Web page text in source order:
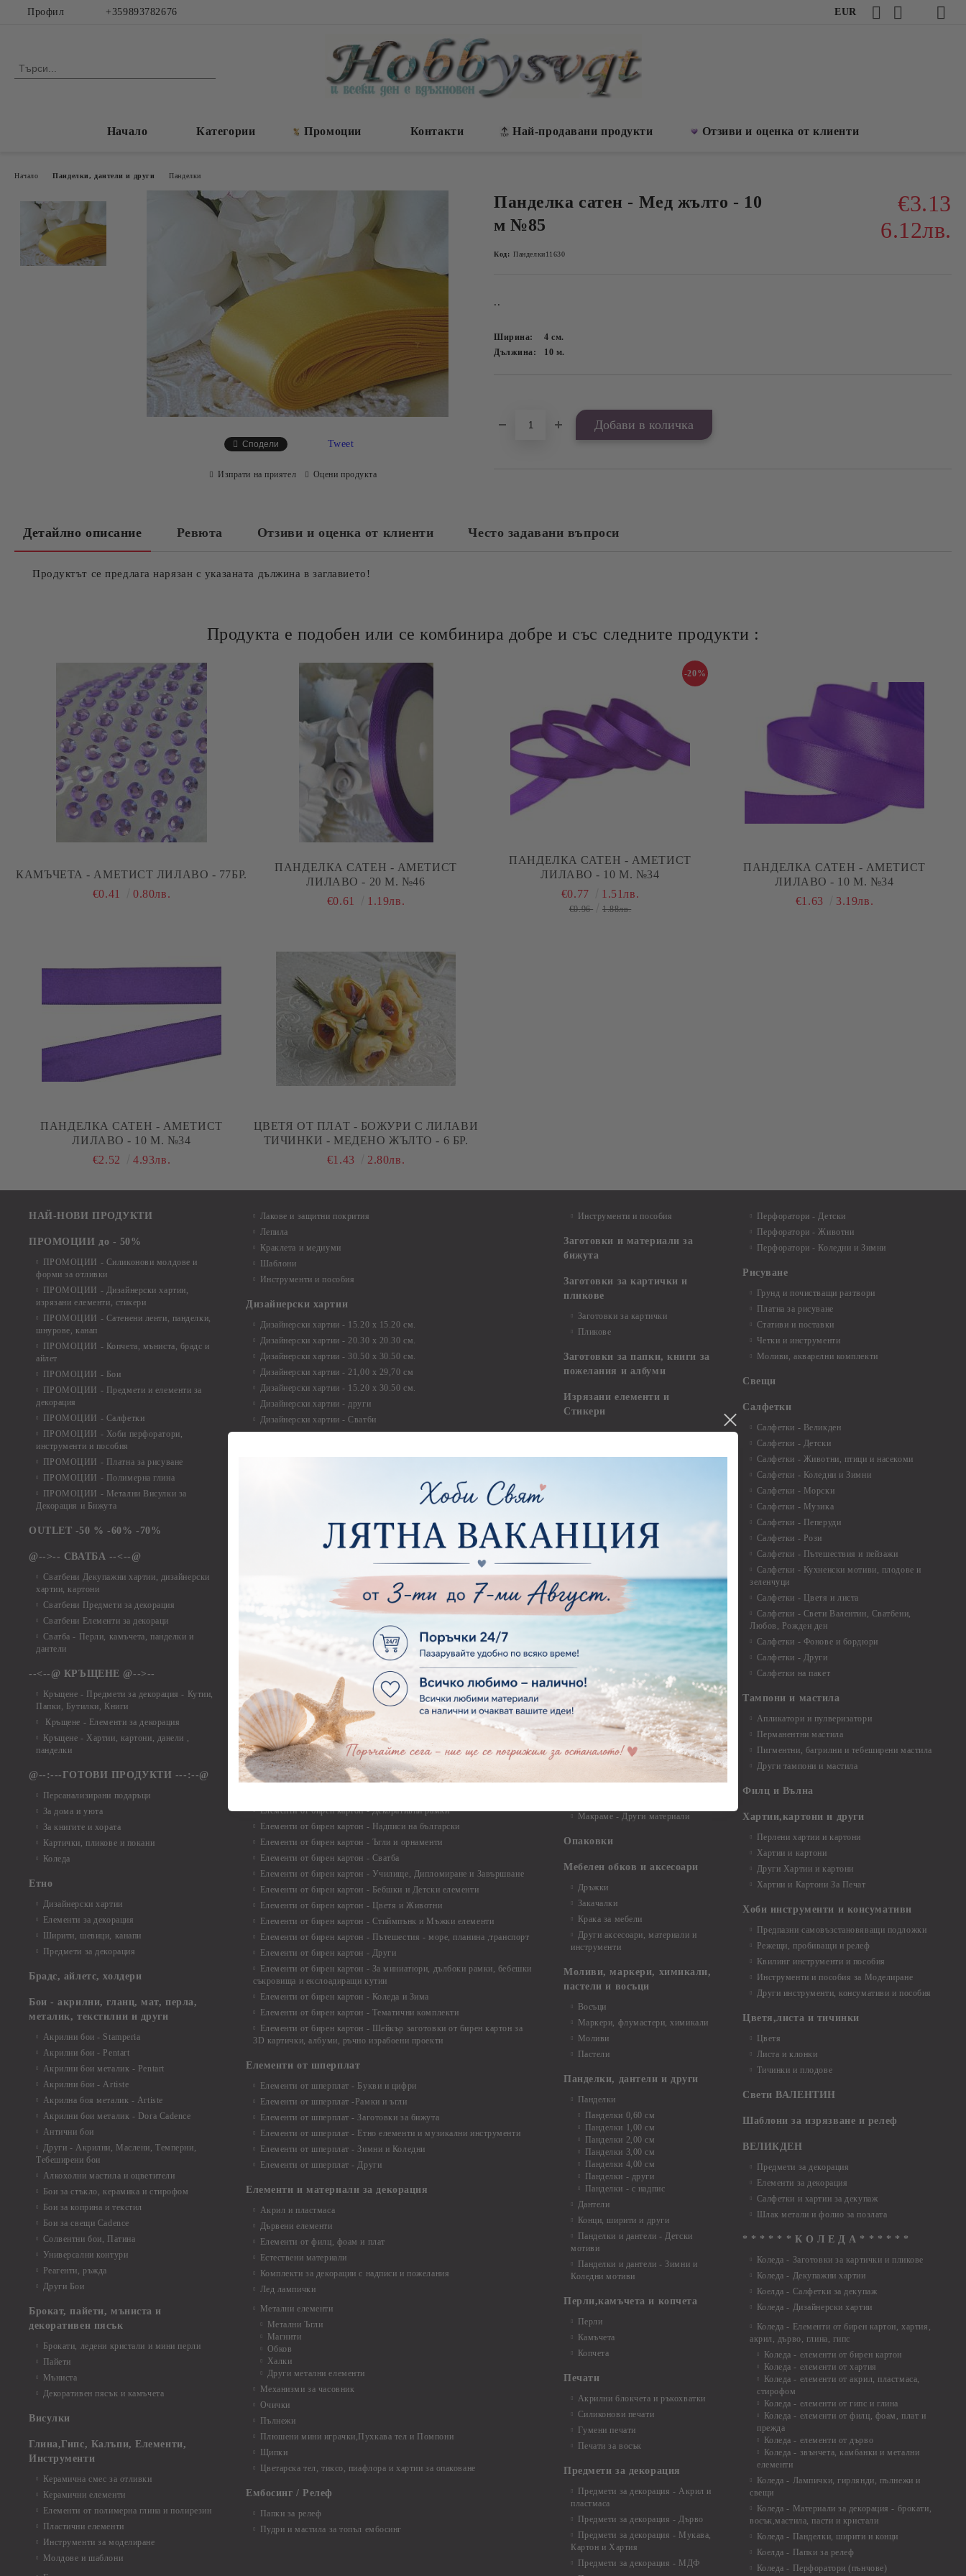
Профил +359893782676 EUR
Начало Категории Промоции Контакти Най-продавани продукти Отзиви и оценка от клиенти
Начало Панделки, дантели и други Панделки
Панделка сатен - Мед жълто - 10
м №85
€3.13
6.12лв.
Код: Панделки11630
..
Ширина: 4см.
Дължина:
10 м.
Сподели Tweet
Изпрати на приятел Оцени продукта
Детайлно описание Ревюта Отзиви и оценка от клиенти Често задавани въпроси
Продуктът се предлага нарязан с указаната дължина в заглавието!
Продукта е подобен или се комбинира добре и със следните продукти :
КАМЪЧЕТА - АМЕТИСТ ЛИЛАВО - 77БР.
€0.41
0.80лв.
ПАНДЕЛКА САТЕН - АМЕТИСТ
ЛИЛАВО - 20 М. №46
€0.61
1.19лв.
ПАНДЕЛКА САТЕН - АМЕТИСТ
ЛИЛАВО - 10 М. №34
-20%
€0.77 1.51лв.
€0.96 1.88лв.
ПАНДЕЛКА САТЕН - АМЕТИСТ
ЛИЛАВО - 10 М. №34
€1.63
3.19лв.
ПАНДЕЛКА САТЕН - АМЕТИСТ
ЛИЛАВО - 10 М. №34
€2.52
4.93лв.
ЦВЕТЯ ОТ ПЛАТ - БОЖУРИ С ЛИЛАВИ
ТИЧИНКИ - МЕДЕНО ЖЪЛТО - 6 БР.
€1.43
2.80лв.
НАЙ-НОВИ ПРОДУКТИ
ПРОМОЦИИ до - 50%
ПРОМОЦИИ - Силиконови молдове и
форми за отливки
ПРОМОЦИИ - Дизайнерски хартии,
изрязани елементи, стикери
ПРОМОЦИИ - Сатенени ленти, панделки,
шнурове, канап
ПРОМОЦИИ - Копчета, мъниста, брадс и
айлет
ПРОМОЦИИ - Бои
ПРОМОЦИИ - Предмети и елементи за
декорация
ПРОМОЦИИ - Салфетки
ПРОМОЦИИ - Хоби перфоратори,
инструменти и пособия
ПРОМОЦИИ - Платна за рисуване
ПРОМОЦИИ - Полимерна глина
ПРОМОЦИИ - Метални Висулки за
Декорация и Бижута
OUTLET -50 % -60% -70%
@-->-- СВАТБА --<--@
Сватбени Декупажни хартии, дизайнерски
хартии, картони
Сватбени Предмети за декорация
Сватбени Елементи за декораци
Сватба - Перли, камъчета, панделки и
дантели
--<--@ КРЪЩЕНЕ @-->--
Кръщене - Предмети за декорация - Кутии,
Папки, Бутилки, Книги
Кръщене - Елементи за декорация
Кръщене - Хартии, картони, данели ,
панделки
@--:---ГОТОВИ ПРОДУКТИ ---:--@
Персанализирани подаръци
За дома и уюта
За книгите и хората
Картички, пликове и покани
Коледа
Етно
Дизайнерски хартии
Елементи за декорация
Ширити, шевици, канапи
Предмети за декорация
Брадс, айлетс, холдери
Бои - акрилни, гланц, мат, перла,
металик, текстилни и други
Акрилни бои - Stamperia
Акрилни бои - Pentart
Акрилни бои металик - Pentart
Акрилни бои - Artiste
Акрилна боя металик - Artiste
Акрилни бои металик - Dora Cadence
Антични бои
Други - Акрилни, Маслени, Темперни,
Тебеширени бои
Алкохолни мастила и оцветители
Бои за стъкло, керамика и стирофом
Бои за коприна и текстил
Бои за свещи Cadence
Солвентни бои, Патина
Универсални контури
Реагенти, ръжда
Други Бои
Брокат, пайети, мъниста и
декоративен пясък
Брокати, ледени кристали и мини перли
Пайети
Мъниста
Декоративен пясък и камъчета
Висулки
Глина,Гипс, Калъпи, Елементи,
Инструменти
Керамична смес за отливки
Керамични елементи
Елементи от полимерна глина и полирезин
Пластични елементи
Инструменти за моделиране
Молдове и шаблони
Лакове и защитни покрития
Лепила
Краклета и медиуми
Шаблони
Инструменти и пособия
Дизайнерски хартии
Дизайнерски хартии - 15.20 х 15.20 см.
Дизайнерски хартии - 20.30 х 20.30 см.
Дизайнерски хартии - 30.50 х 30.50 см.
Дизайнерски хартии - 21,00 х 29,70 см
Дизайнерски хартии - 15.20 x 30.50 см.
Дизайнерски хартии - други
Дизайнерски хартии - Сватби
Елементи от хартия
Елементи от хартия - Букви и Цифри за Банери
Елементи от хартия - Животни, птици, пеперуди
Елементи от хартия - Любов, Сватба, Свети Валентин
Елементи от хартия - Рамки
Елементи от хартия - Цветя, листа и клони
Елементи от хартия - За Жени
Елементи от хартия - Морски
Елементи от хартия - Къщи, Врати, Прозорци, Огради, Фенери
Елементи от хартия - Пътешествия и Фото моменти
Елементи то хартия - Такове, табелки, етикети
Елементи от хартия - Многопластови елементи
Елементи от хартия - Други
Елементи от хартия - Готови композиции
Елементи от хартия - Микс елементи
Елементи от хартия - Коледа и Зима
Елементи от бирен картон - Декоративни рамки
Елементи от бирен картон - Надписи на български
Елементи от бирен картон - Ъгли и орнаменти
Елементи от бирен картон - Сватба
Елементи от бирен картон - Училище, Дипломиране и Завършване
Елементи от бирен картон - Бебшки и Детски елементи
Елементи от бирен картон - Цветя и Животни
Елементи от бирен картон - Стиймпънк и Мъжки елементи
Елементи от бирен картон - Пътешестия - море, планина ,транспорт
Елементи от бирен картон - Други
Елементи от бирен картон - За миниатюри, дълбоки рамки, бебешки
съкровища и екслоадиращи кутии
Елементи от бирен картон - Коледа и Зима
Елементи от бирен картон - Тематични комплекти
Елементи от бирен картон - Шейкър заготовки от бирен картон за
3D картички, албуми, ръчно израбоени проекти
Елементи от шперплат
Елементи от шперплат - Букви и цифри
Елементи от шперплат -Рамки и ъгли
Елементи от шперплат - Заготовки за бижута
Елементи от шперплат - Етно елементи и музикални инструменти
Елементи от шперплат - Зимни и Коледни
Елементи от шперплат - Други
Елементи и материали за декорация
Акрил и пластмаса
Дървени елементи
Елементи от филц, фоам и плат
Естествени материали
Комплекти за декорации с надписи и пожелания
Лед лампички
Метални елементи
Метални Ъгли
Магнити
Обков
Халки
Други метални елементи
Механизми за часовник
Очички
Пълнежи
Плюшени мини играчки,Пухкава тел и Помпони
Щипки
Цветарска тел, тиксо, пиафлора и хартии за опаковане
Ембосинг / Релеф
Папки за релеф
Пудри и мастила за топъл ембосинг
Инструменти и пособия
Заготовки и материали за
бижута
Заготовки за картички и
пликове
Заготовки за картички
Пликове
Заготовки за папки, книги за
пожелания и албуми
Изрязани елементи и
Стикери
Квилинг ленти - 3мм - 35см.
Инструменти и пособия за
квилинг
Лепила и лепящи средства
Лепила
Лепящи ленти
3D Повдигащи квадратчета и
Магнити
Велкро
Силикон
Фото ъгли
Макраме
Макраме Основи - до 6,00 см
Макраме Основи - 7,00 - 15,00 см
Макраме - Други материали
Опаковки
Мебелен обков и аксесоари
Дръжки
Закачалки
Крака за мебели
Други аксесоари, материали и
инструменти
Моливи, маркери, химикали,
пастели и восъци
Восъци
Маркери, флумастери, химикали
Моливи
Пастели
Панделки, дантели и други
Панделки
Панделки 0,60 см
Панделки 1,00 см
Панделки 2,00 см
Панделки 3,00 см
Панделки 4,00 см
Панделки - други
Панделки - с надпис
Дантели
Конци, ширити и други
Панделки и дантели - Детски
мотиви
Панделки и дантели - Зимни и
Коледни мотиви
Перли,камъчета и копчета
Перли
Камъчета
Копчета
Печати
Акрилни блокчета и ръкохватки
Силиконови печати
Гумени печати
Печати за восък
Предмети за декорация
Предмети за декорация - Акрил и
пластмаса
Предмети за декорация - Дърво
Предмети за декорация - Мукава,
Картон и Хартия
Предмети за декорация - МДФ
Перфоратори - Детски
Перфоратори - Животни
Перфоратори - Коледни и Зимни
Рисуване
Грунд и почистващи разтвори
Платна за рисуване
Стативи и поставки
Четки и инструменти
Моливи, акварелни комплекти
Свещи
Салфетки
Салфетки - Великден
Салфетки - Детски
Салфетки - Животни, птици и насекоми
Салфетки - Коледни и Зимни
Салфетки - Морски
Салфетки - Музика
Салфетки - Пеперуди
Салфетки - Рози
Салфетки - Пътешествия и пейзажи
Салфетки - Кухненски мотиви, плодове и
зеленчуци
Салфетки - Цветя и листа
Салфетки - Свети Валентин, Сватбени,
Любов, Рожден ден
Салфетки - Фонове и бордюри
Салфетки - Други
Салфетки на пакет
Тампони и мастила
Апликатори и пулверизатори
Перманентни мастила
Пигментни, багрилни и тебеширени мастила
Други тампони и мастила
Филц и Вълна
Хартии,картони и други
Перлени хартии и картони
Хартии и картони
Други Хартии и картони
Хартии и Картони За Печат
Хоби инструменти и консумативи
Предпазни самовъзстановяващи подложки
Режещи, пробиващи и релеф
Квилинг инструменти и пособия
Инструменти и пособия за Моделиране
Други инструменти, консумативи и пособия
Цветя,листа и тичинки
Цветя
Листа и клонки
Тичинки и плодове
Свети ВАЛЕНТИН
Шаблони за изрязване и релеф
ВЕЛИКДЕН
Предмети за декорация
Елементи за декорация
Салфетки и хартии за декупаж
Шлак метали и фолио за позлата
* * * * * * К О Л Е Д А * * * * * *
Коледа - Заготовки за картички и пликове
Коледа - Декупажни хартии
Коелда - Салфетки за декупаж
Коледа - Дизайнерски хартии
Коледа - Eлементи от бирен картон, хартия,
акрил, дърво, глина, гипс
Коледа - елементи от бирен картон
Коледа - елементи от хартия
Коледа - елементи от акрил, пластмаса,
стирофом
Коледа - елементи от гипс и глина
Коледа - елементи от филц, фоам, плат и
прежда
Коледа - елементи от дърво
Коледа - звънчета, камбанки и метални
елементи
Коледа - Лампички, гирлянди, пълнежи и
свещи
Коледа - Материали за декорация - брокати,
восък,мастила, пасти и кристали
Коледа - Панделки, ширити и конци
Коелда - Папки за релеф
Коледа - Перфоратори (пънчове)